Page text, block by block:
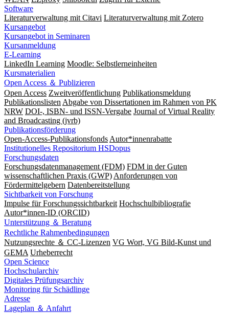
Software
Literaturverwaltung mit Citavi Literaturverwaltung mit Zotero
Kursangebot
Kursangebot in Seminaren
Kursanmeldung
E-Learning
LinkedIn Learning Moodle: Selbstlerneinheiten
Kursmaterialien
Open Access ＆ Publizieren
Open Access Zweitveröffentlichung Publikationsmeldung
Publikationslisten Abgabe von Dissertationen im Rahmen von PK
NRW DOI-, ISBN- und ISSN-Vergabe Journal of Virtual Reality
and Broadcasting (jvrb)
Publikationsförderung
Open-Access-Publikationsfonds Autor*innenrabatte
Institutionelles Repositorium HSDopus
Forschungsdaten
Forschungsdatenmanagement (FDM) FDM in der Guten
wissenschaftlichen Praxis (GWP) Anforderungen von
Fördermittelgebern Datenbereitstellung
Sichtbarkeit von Forschung
Impulse für Forschungssichtbarkeit Hochschulbibliografie
Autor*innen-ID (ORCID)
Unterstützung ＆ Beratung
Rechtliche Rahmenbedingungen
Nutzungsrechte ＆ CC-Lizenzen VG Wort, VG Bild-Kunst und
GEMA Urheberrecht
Open Science
Hochschularchiv
Digitales Prüfungsarchiv
Monitoring für Schädlinge
Adresse
Lageplan ＆ Anfahrt